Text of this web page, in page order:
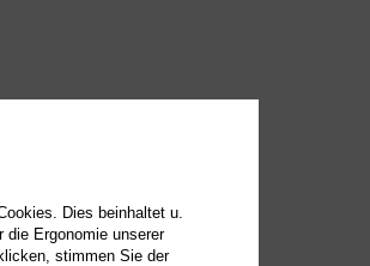
Dies beinhaltet u.
Ergonomie unserer
stimmen Sie der